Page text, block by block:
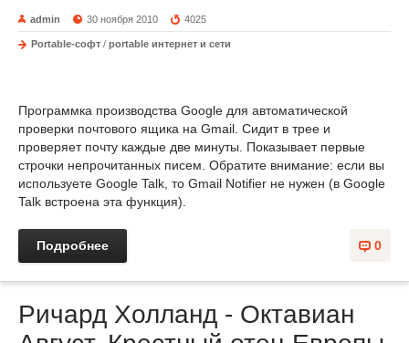
admin 30 ноября 2010 4025
Portable-софт / portable интернет и сети
Программка производства Google для автоматической
проверки почтового ящика на Gmail. Сидит в трее и
проверяет почту каждые две минуты. Показывает первые
строчки непрочитанных писем. Обратите внимание: если вы
используете Google Talk, то Gmail Notifier не нужен (в Google
Talk встроена эта функция).
0
Подробнее
Ричард Холланд - Октавиан